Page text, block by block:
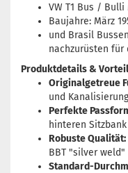
VW T1 Bus / Bulli
Baujahre: März
und Brasil
nachzurüsten für
Produktdetails &
Originalgetreue
und
Perfekte
hinteren
Robuste Qualität:
BBT "silver
Standard-